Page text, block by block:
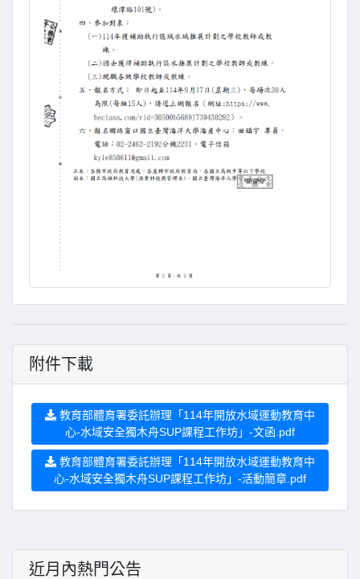
附件下載
教育部體育署委託辦理「114年開放水域運動教育中
心-水域安全獨木舟SUP課程工作坊」-文函.pdf
教育部體育署委託辦理「114年開放水域運動教育中
心-水域安全獨木舟SUP課程工作坊」-活動簡章.pdf
近月內熱門公告